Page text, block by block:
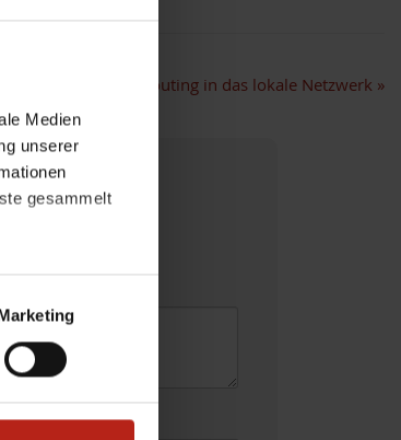
Medien
unserer
gesammelt
.
User verlieren Routing in das lokale Netzwerk »